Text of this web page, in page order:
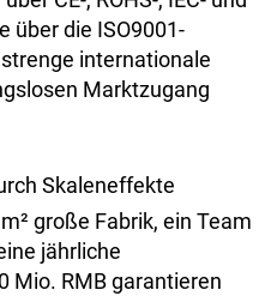
über die ISO9001-
internationale
Marktzugang
Skaleneffekte
große Fabrik, ein Team
jährliche
Mio. RMB garantieren